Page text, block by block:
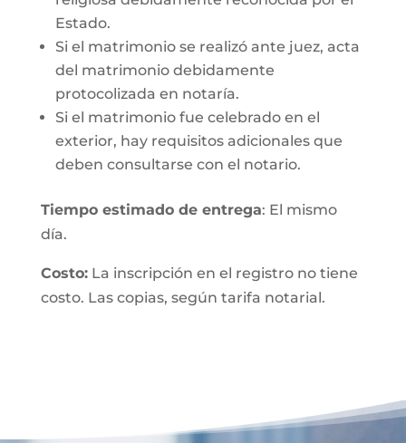
Estado.
Si el matrimonio se realizó ante juez, acta
del matrimonio debidamente
protocolizada en notaría.
Si el matrimonio fue celebrado en el
exterior, hay requisitos adicionales que
deben consultarse con el notario.
Tiempo estimado de entrega: El mismo
día.
Costo:La inscripción en el registro no tiene
costo. Las copias, según tarifa notarial.